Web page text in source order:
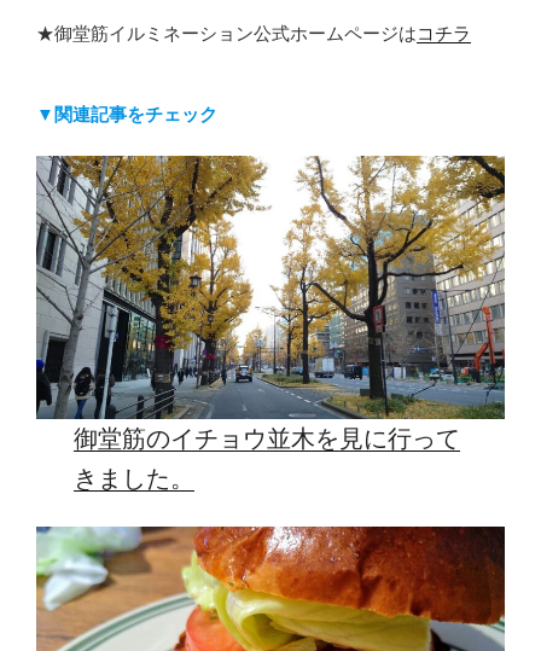
★御堂筋イルミネーション公式ホームページはコチラ
▼関連記事をチェック
御堂筋のイチョウ並木を見に行って
きました。